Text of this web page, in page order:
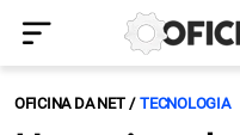
OFICINA DA NET TECNOLOGIA